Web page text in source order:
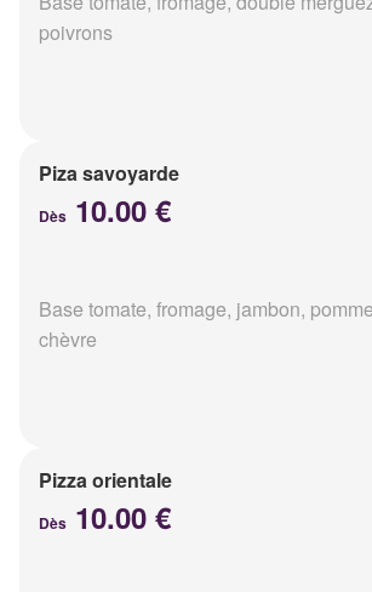
poivrons
Piza savoyarde
Dès 10.00 €
Base tomate, fromage, jambon,
chèvre
Pizza orientale
Dès 10.00 €